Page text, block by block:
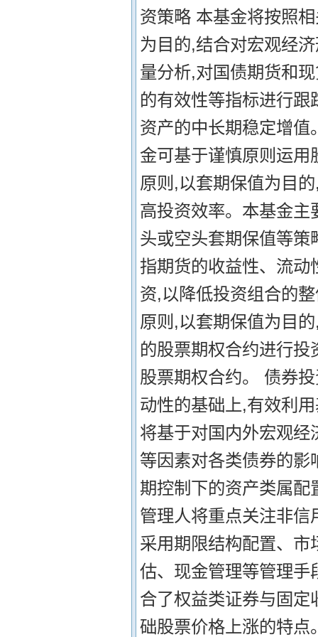
资策略 本基金将按照
为目的,结合对宏观经
量分析,对国债期货和
的有效性等指标进行
资产的中长期稳定增
金可基于谨慎原则运
原则,以套期保值为目
高投资效率。本基金
头或空头套期保值等
指期货的收益性、流
资,以降低投资组合的
原则,以套期保值为目
的股票期权合约进行
股票期权合约。 债券
动性的基础上,有效利
将基于对国内外宏观
等因素对各类债券的
期控制下的资产类属
管理人将重点关注非
采用期限结构配置、
估、现金管理等管理
合了权益类证券与固
础股票价格上涨的特